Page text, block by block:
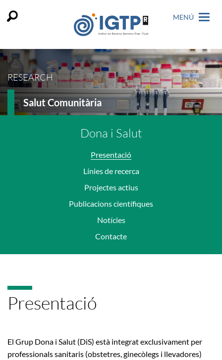
MENÚ
RESEARCH
Salut Comunitària
Dona i Salut
Presentació
Línies de recerca
Projectes actius
Publicacions científiques
Notícies
Contacte
Presentació
El Grup Dona i Salut (DiS) està integrat exclusivament per
professionals sanitaris (obstetres, ginecòlegs i llevadores)